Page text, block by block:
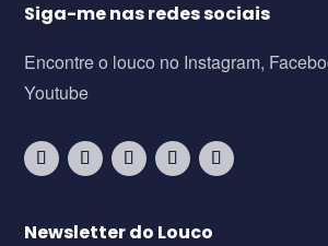
Siga-me nas redes sociais
Encontre o louco no Instagram,
Youtube
Newsletter do Louco